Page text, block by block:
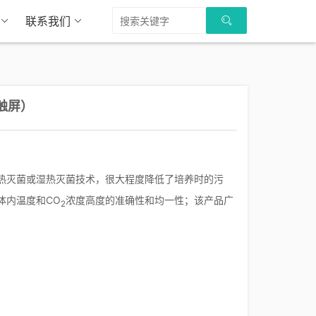
联系我们
）
灭菌或湿热灭菌技术，很大程度降低了培养时的污
内温度和CO2浓度高度的准确性和均一性；该产品广